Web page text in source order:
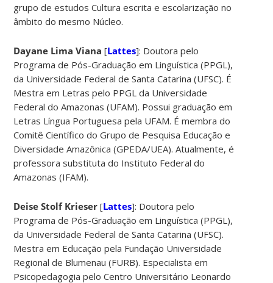
grupo de estudos Cultura escrita e escolarização no
âmbito do mesmo Núcleo.
Dayane Lima Viana [Lattes]: Doutora pelo
Programa de Pós-Graduação em Linguística (PPGL),
da Universidade Federal de Santa Catarina (UFSC). É
Mestra em Letras pelo PPGL da Universidade
Federal do Amazonas (UFAM). Possui graduação em
Letras Língua Portuguesa pela UFAM. É membra do
Comitê Científico do Grupo de Pesquisa Educação e
Diversidade Amazônica (GPEDA/UEA). Atualmente, é
professora substituta do Instituto Federal do
Amazonas (IFAM).
Deise Stolf Krieser[Lattes]: Doutora pelo
Programa de Pós-Graduação em Linguística (PPGL),
da Universidade Federal de Santa Catarina (UFSC).
Mestra em Educação pela Fundação Universidade
Regional de Blumenau (FURB). Especialista em
Psicopedagogia pelo Centro Universitário Leonardo